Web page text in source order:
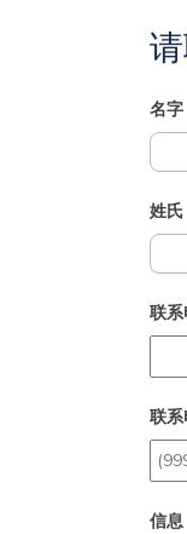
下载简介
名字
姓氏
联
联
信息